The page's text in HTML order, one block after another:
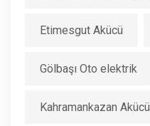
Etimesgut Akücü
Gölbaşı Oto elektrik
Kahramankazan Akücü